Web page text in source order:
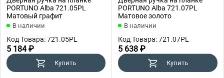
PORTUNO Alba 721.05PL
Матовый графит
В наличии
Код Товара: 721.05PL
5 184 ₽
Купить
PORTUNO Alba 721.07PL
Матовое золото
В наличии
Код Товара: 721.07PL
5 638 ₽
Купить